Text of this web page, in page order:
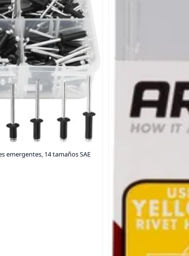
emergentes, 14 tamaños SAE